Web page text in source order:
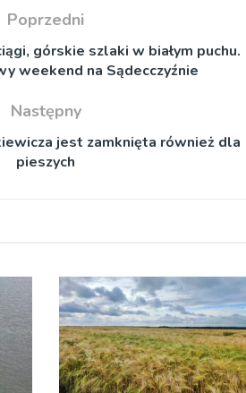
Poprzedni
górskie szlaki w białym puchu.
weekend na Sądecczyźnie
Następny
jest zamknięta również dla
pieszych